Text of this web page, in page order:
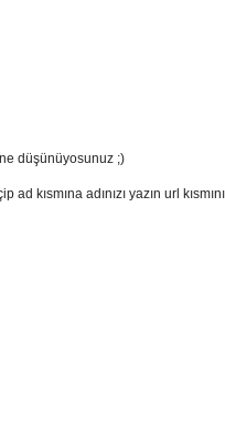
düşünüyosunuz ;)
kısmına adınızı yazın url